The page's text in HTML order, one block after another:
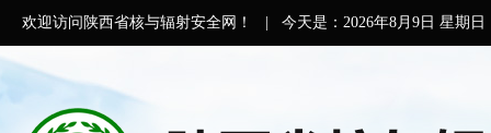
欢迎访问陕西省核与辐射安全网！ 今天是： 2026年8月9日 星期日